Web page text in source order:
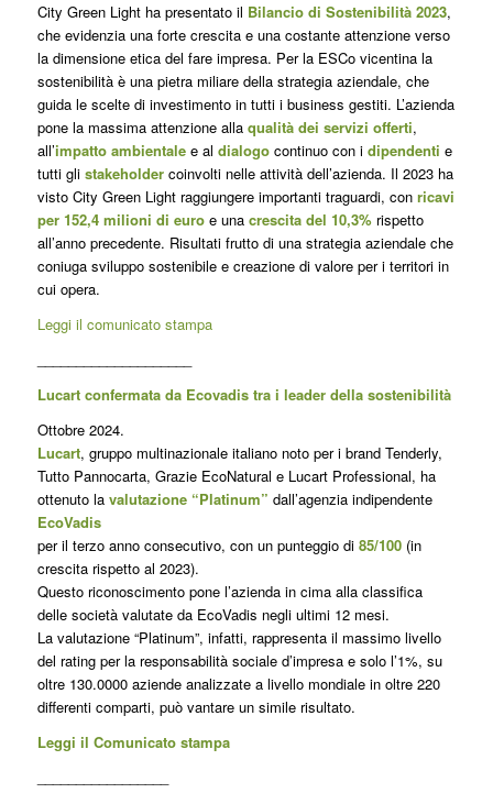
City Green Light ha presentato il Bilancio di Sostenibilità 2023,
che evidenzia una forte crescita e una costante attenzione verso
la dimensione etica del fare impresa. Per la ESCo vicentina la
sostenibilità è una pietra miliare della strategia aziendale, che
guida le scelte di investimento in tutti i business gestiti. L’azienda
pone la massima attenzione alla qualità dei servizi offerti,
all’impatto ambientale e al dialogocontinuo con i dipendenti e
tutti gli stakeholder coinvolti nelle attività dell’azienda. Il 2023 ha
visto City Green Light raggiungere importanti traguardi, con ricavi
per 152,4 milioni di euroe una crescita del 10,3% rispetto
all’anno precedente. Risultati frutto di una strategia aziendale che
coniuga sviluppo sostenibile e creazione di valore per i territori in
cui opera.
Leggi il comunicato stampa
Lucart confermata da Ecovadis tra i leader della sostenibilità
Ottobre 2024.
Lucart, gruppo multinazionale italiano noto per i brand Tenderly,
Tutto Pannocarta, Grazie EcoNatural e Lucart Professional, ha
ottenuto la valutazione “Platinum” dall’agenzia indipendente
EcoVadis
per il terzo anno consecutivo, con un punteggio di 85/100(in
crescita rispetto al 2023).
Questo riconoscimento pone l’azienda in cima alla classifica
delle società valutate da EcoVadis negli ultimi 12 mesi.
La valutazione “Platinum”, infatti, rappresenta il massimo livello
del rating per la responsabilità sociale d’impresa e solo l’1%, su
oltre 130.0000 aziende analizzate a livello mondiale in oltre 220
differenti comparti, può vantare un simile risultato.
Leggi il Comunicato stampa